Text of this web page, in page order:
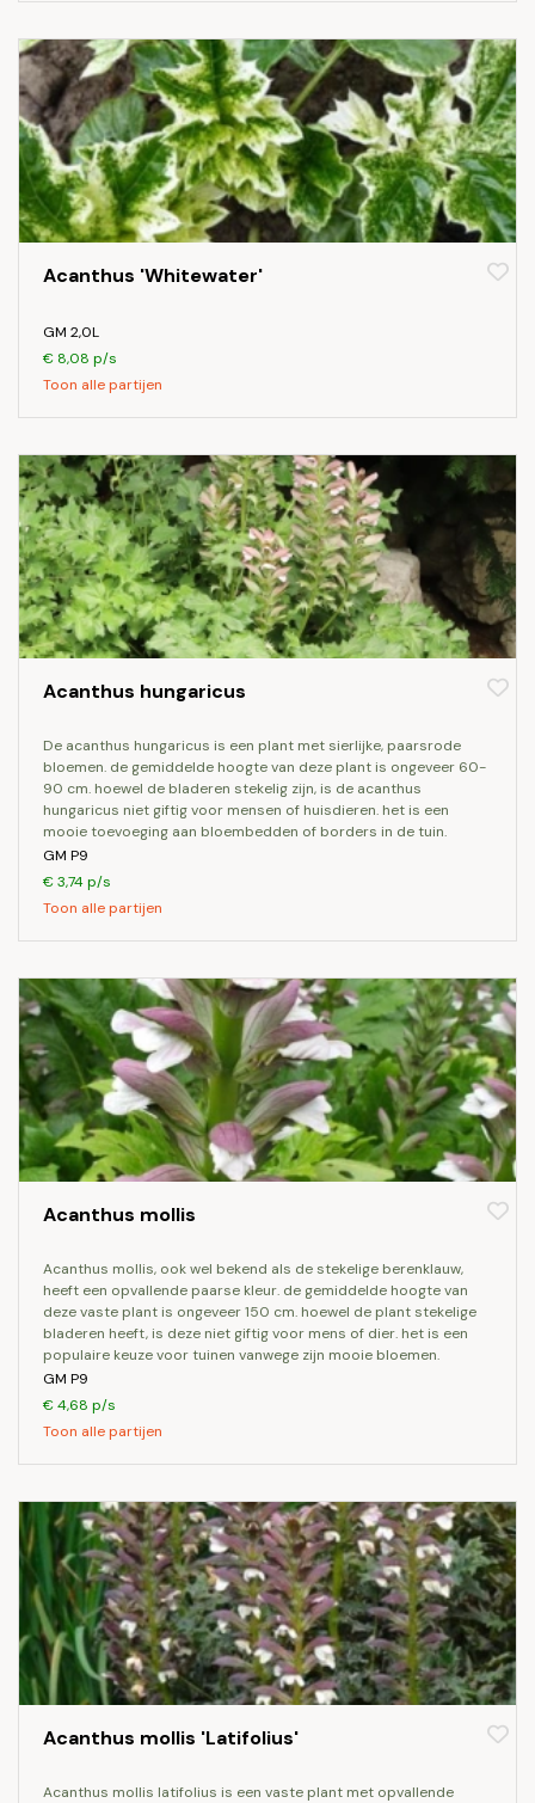
Acanthus 'Whitewater'
GM 2,0L
€ 8,08 p/s
Toon alle partijen
Acanthus hungaricus
de acanthus hungaricus is een plant met sierlijke, paarsrode
bloemen. de gemiddelde hoogte van deze plant is ongeveer 60-
90 cm. hoewel de bladeren stekelig zijn, is de acanthus
hungaricus niet giftig voor mensen of huisdieren. het is een
mooie toevoeging aan bloembedden of borders in de tuin.
GM P9
€ 3,74 p/s
Toon alle partijen
Acanthus mollis
acanthus mollis, ook wel bekend als de stekelige berenklauw,
heeft een opvallende paarse kleur. de gemiddelde hoogte van
deze vaste plant is ongeveer 150 cm. hoewel de plant stekelige
bladeren heeft, is deze niet giftig voor mens of dier. het is een
populaire keuze voor tuinen vanwege zijn mooie bloemen.
GM P9
€ 4,68 p/s
Toon alle partijen
Acanthus mollis 'Latifolius'
acanthus mollis latifolius is een vaste plant met opvallende